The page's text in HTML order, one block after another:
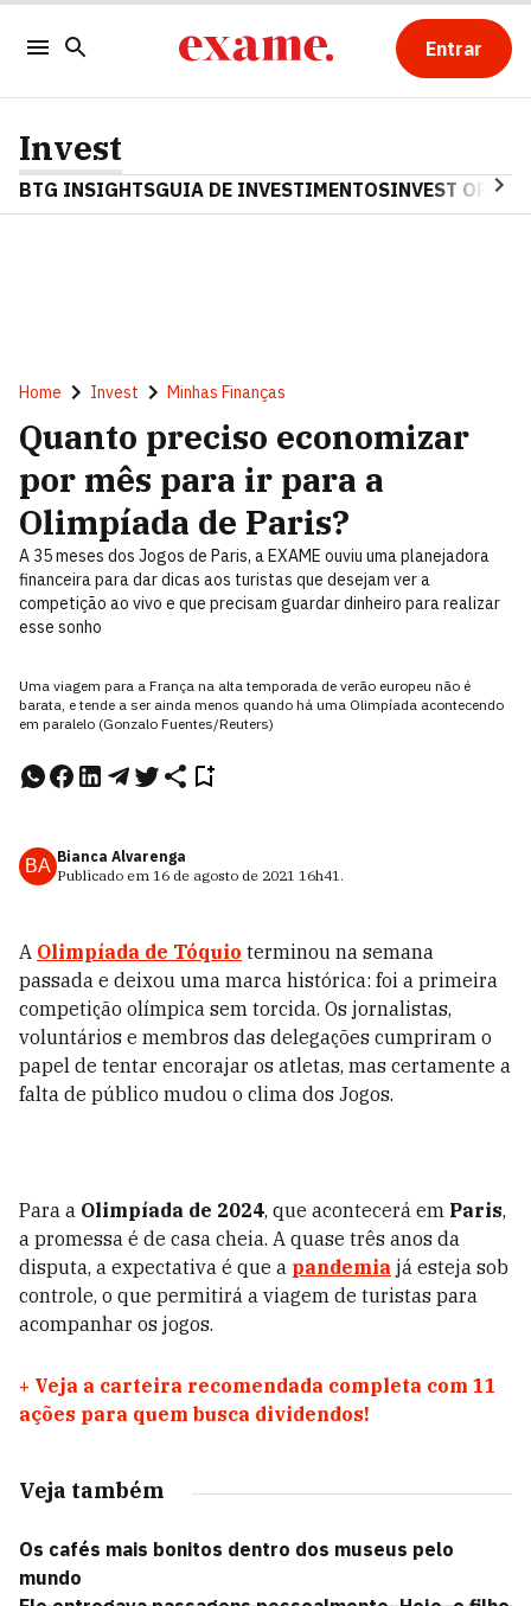
Entrar
Invest
BTG INSIGHTSGUIA DE INVESTIMENTOSINVEST OPINA
Home Invest Minhas Finanças
Quanto preciso economizar
por mês para ir para a
Olimpíada de Paris?
A 35 meses dos Jogos de Paris, a EXAME ouviu uma planejadora
financeira para dar dicas aos turistas que desejam ver a
competição ao vivo e que precisam guardar dinheiro para realizar
esse sonho
Uma viagem para a França na alta temporada de verão europeu não é
barata, e tende a ser ainda menos quando há uma Olimpíada acontecendo
em paralelo (Gonzalo Fuentes/Reuters)
BA Bianca Alvarenga
Publicado em 16 de agosto de 2021 16h41.
A Olimpíada de Tóquio terminou na semana
passada e deixou uma marca histórica: foi a primeira
competição olímpica sem torcida. Os jornalistas,
voluntários e membros das delegações cumpriram o
papel de tentar encorajar os atletas, mas certamente a
falta de público mudou o clima dos Jogos.
Para a Olimpíada de 2024, que acontecerá em Paris,
a promessa é de casa cheia. A quase três anos da
disputa, a expectativa é que a pandemia já esteja sob
controle, o que permitirá a viagem de turistas para
acompanhar os jogos.
+ Veja a carteira recomendada completa com 11
ações para quem busca dividendos!
Veja também
Os cafés mais bonitos dentro dos museus pelo
mundo